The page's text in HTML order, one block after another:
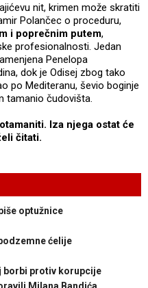
nit, krimen može skratiti
Polančec o proceduru,
i poprečnim putem,
profesionalnosti. Jedan
Penelopa
dok je Odisej zbog tako
po Mediteranu, ševio boginje
tamanio čudovišta.
Iza njega ostat će
čitati.
optužnice
ćelije
borbi protiv korupcije